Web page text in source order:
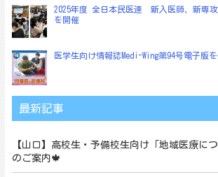
2025年度 全日本民医連 新入医師、新専
を開催
医学生向け情報誌Medi-Wing第94号電子版を
最新記事
【山口】高校生・予備校生向け「地域医療に
のご案内🍁